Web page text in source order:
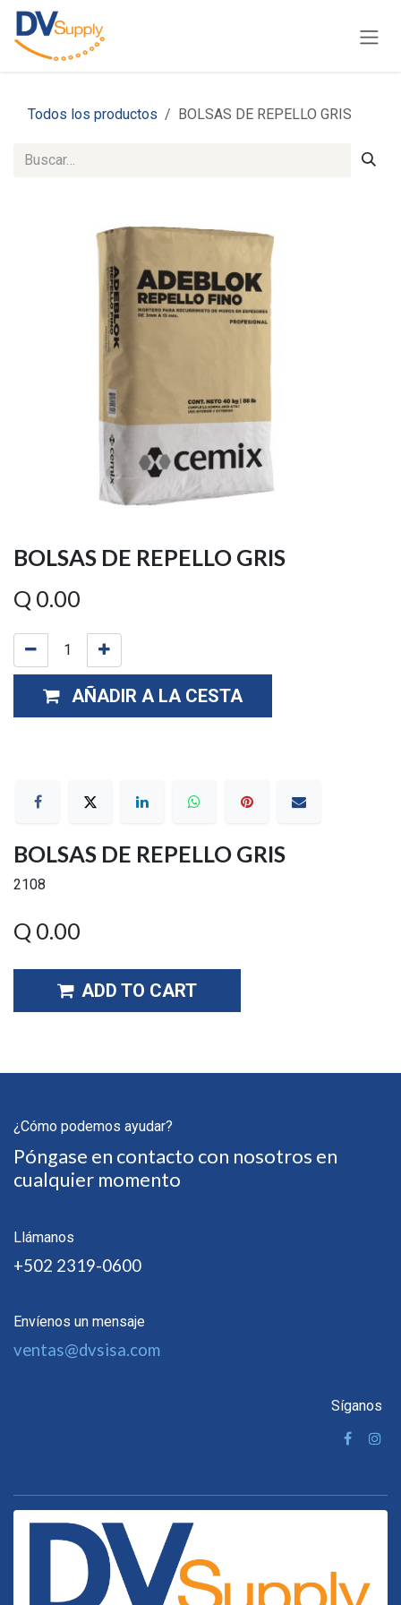
Ir al contenido
Todos los productos BOLSAS DE REPELLO GRIS
BOLSAS DE REPELLO GRIS
Q 0.00
AÑADIR A LA CESTA
BOLSAS DE REPELLO GRIS
2108
Q 0.00
ADD TO CART
¿Cómo podemos ayudar?
Póngase en contacto con nosotros en
cualquier momento
Llámanos
+502 2319-0600
Envíenos un mensaje
ventas@dvsisa.com
Síganos